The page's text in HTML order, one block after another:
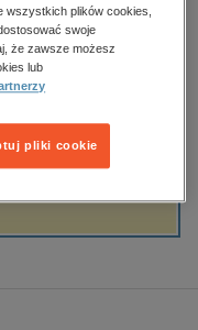
informatyka
Filtrowanie
plików cookies,
swoje
że zawsze możesz
lub
pliki cookie